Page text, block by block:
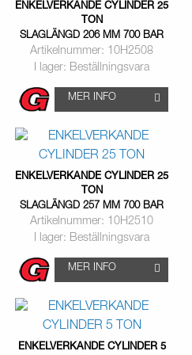
ENKELVERKANDE CYLINDER 25
TON
SLAGLÄNGD 206 MM 700 BAR
Artikelnummer: 10H2508
I lager: Beställningsvara
MER INFO
ENKELVERKANDE CYLINDER 25
TON
SLAGLÄNGD 257 MM 700 BAR
Artikelnummer: 10H2510
I lager: Beställningsvara
MER INFO
ENKELVERKANDE CYLINDER 5